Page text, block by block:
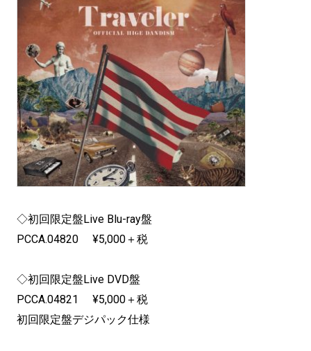
◇初回限定盤Live Blu-ray盤
PCCA.04820 ¥5,000＋税
◇初回限定盤Live DVD盤
PCCA.04821 ¥5,000＋税
初回限定盤デジパック仕様